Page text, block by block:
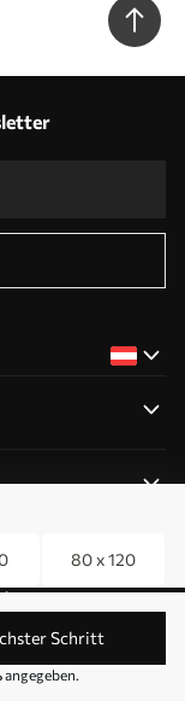
80 x 120
Schritt
angegeben.
Betrieben